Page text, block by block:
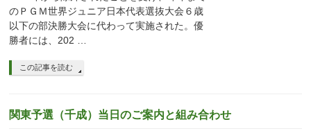
のＰＧＭ世界ジュニア日本代表選抜大会６歳
以下の部決勝大会に代わって実施された。優
勝者には、202 …
この記事を読む
関東予選（千成）当日のご案内と組み合わせ